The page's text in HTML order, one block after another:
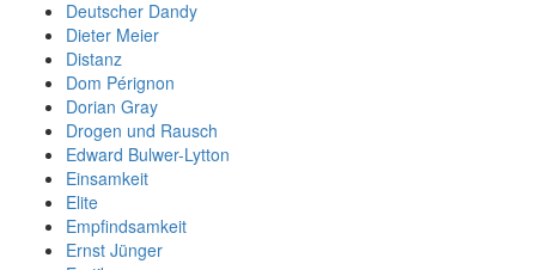
Deutscher Dandy
Dieter Meier
Distanz
Dom Pérignon
Dorian Gray
Drogen und Rausch
Edward Bulwer-Lytton
Einsamkeit
Elite
Empfindsamkeit
Ernst Jünger